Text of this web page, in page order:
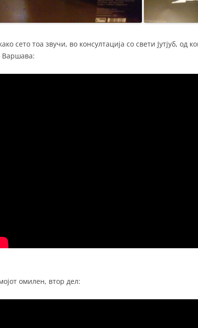
сето тоа звучи, во консултација со свети Јутјуб, од
Варшава:
омилен, втор дел: